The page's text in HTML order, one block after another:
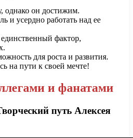
однако он достижим.
и усердно работать над ее
фактор,
для роста и развития.
на пути к своей мечте!
и фанатами
путь Алексея